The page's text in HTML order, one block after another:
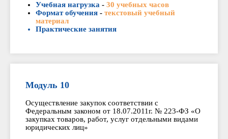
Учебная нагрузка - 30 учебных часов
Формат обучения - текстовый учебный
материал
Практические занятия
Модуль 10
Осуществление закупок соответствии с
Федеральным законом от 18.07.2011г. № 223-ФЗ «О
закупках товаров, работ, услуг отдельными видами
юридических лиц»